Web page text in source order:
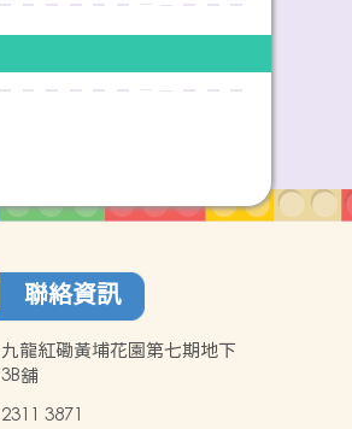
聯絡資訊
九龍紅磡黃埔花園第七期地下
3B舖
2311 3871